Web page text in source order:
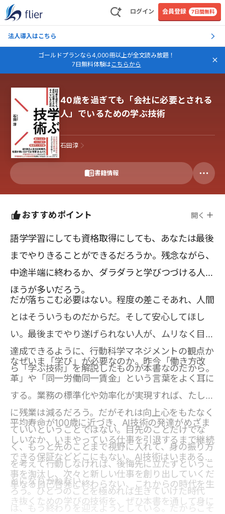
ログイン 会員登録 7日間無料
法人導入はこちら
ゴールドプランなら4,000冊以上が全文読み放題！
7日無料体験はこちらから
40歳を過ぎても「会社に必要とされる
人」でいるための学ぶ技術
石田淳
書籍情報
おすすめポイント 開く
語学学習にしても資格取得にしても、あなたは最後
までやりきることができるだろうか。残念ながら、
中途半端に終わるか、ダラダラと学びつづける人の
ほうが多いだろう。
だが落ちこむ必要はない。程度の差こそあれ、人間
とはそういうものだからだ。そして安心してほし
い。最後までやり遂げられない人が、ムリなく目標
達成できるように、行動科学マネジメントの観点か
ら「学ぶ技術」を解説したものが本書なのだから。
なぜいま「学び」が必要なのか。昨今「働き方改
革」や「同一労働同一賃金」という言葉をよく耳に
する。業務の標準化や効率化が実現すれば、たしか
に残業は減るだろう。だがそれは向上心をもたなく
ていいということではない。目先のことだけでな
く、もっと先のことまで視野に入れて、身の振り方
を考えて行動しなければ、後悔先に立たずというこ
とになりかねない。
平均寿命が100歳に近づき、AI技術の発達がめざま
しいなか、いまやっている仕事を引退するまで継続
できる保証などどこにもない。AI技術はいまある仕
事を淘汰し、次々と新しい仕事を創り出していくだ
ろう。ひとつのことを極めれば生きていけた時代
は、もう終わりを迎えようとしている。だからこそ
単なる自己啓発に終わらない、これからの時代を生
き抜くための学びの技術を、ぜひ本書を通して身に